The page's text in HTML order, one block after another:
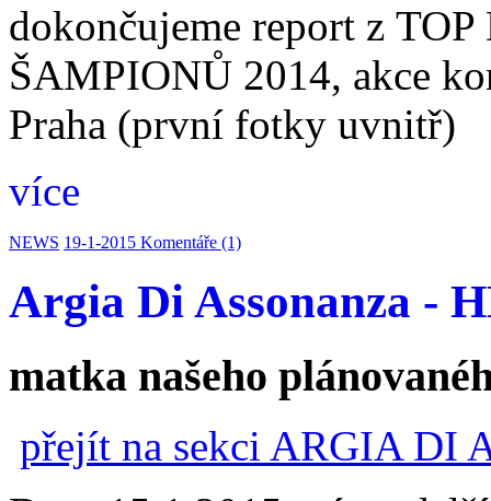
dokončujeme report z
ŠAMPIONŮ 2014, akce
Praha (první fotky uvnitř)
více
NEWS 19-1-2015 Komentáře (1)
Argia Di Assonanza -
matka našeho
přejít na sekci ARGIA DI